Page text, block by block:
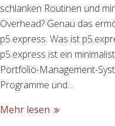
schlanken Routinen und
Overhead? Genau das
p5.express. Was ist
p5.express ist ein
Portfolio-Management-
Programme und…
Mehr lesen